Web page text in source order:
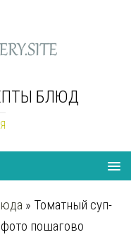
БЛЮД
» Томатный суп-
пошагово